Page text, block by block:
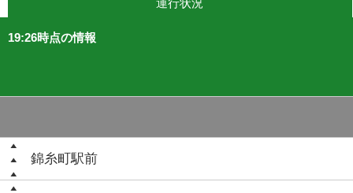
運行状況
19:26時点の情報
錦糸町駅前